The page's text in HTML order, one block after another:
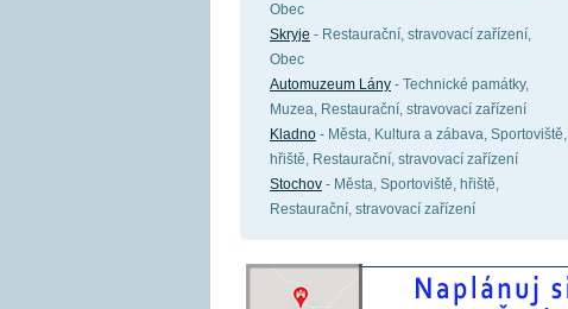
Obec
Skryje - Restaurační, stravovací zařízení,
Obec
Automuzeum Lány - Technické památky,
Muzea, Restaurační, stravovací zařízení
Kladno - Města, Kultura a zábava, Sportoviště,
hřiště, Restaurační, stravovací zařízení
Stochov - Města, Sportoviště, hřiště,
Restaurační, stravovací zařízení